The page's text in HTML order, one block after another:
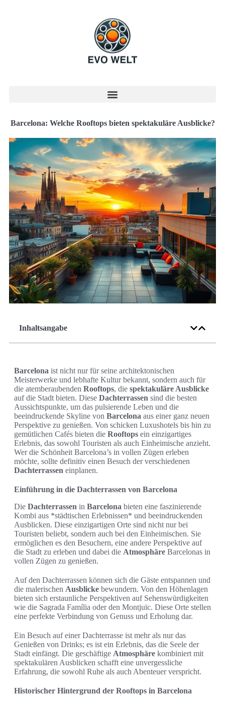
Barcelona: Welche Rooftops bieten spektakuläre Ausblicke?
Inhaltsangabe
Barcelona ist nicht nur für seine architektonischen
Meisterwerke und lebhafte Kultur bekannt, sondern auch für
die atemberaubenden Rooftops, die spektakuläre Ausblicke
auf die Stadt bieten. Diese Dachterrassen sind die besten
Aussichtspunkte, um das pulsierende Leben und die
beeindruckende Skyline von Barcelona aus einer ganz neuen
Perspektive zu genießen. Von schicken Luxushotels bis hin zu
gemütlichen Cafés bieten die Rooftops ein einzigartiges
Erlebnis, das sowohl Touristen als auch Einheimische anzieht.
Wer die Schönheit Barcelona’s in vollen Zügen erleben
möchte, sollte definitiv einen Besuch der verschiedenen
Dachterrassen einplanen.
Einführung in die Dachterrassen von Barcelona
Die Dachterrassen in Barcelona bieten eine faszinierende
Kombi aus *städtischen Erlebnissen* und beeindruckenden
Ausblicken. Diese einzigartigen Orte sind nicht nur bei
Touristen beliebt, sondern auch bei den Einheimischen. Sie
ermöglichen es den Besuchern, eine andere Perspektive auf
die Stadt zu erleben und dabei die Atmosphäre Barcelonas in
vollen Zügen zu genießen.
Auf den Dachterrassen können sich die Gäste entspannen und
die malerischen Ausblicke bewundern. Von den Höhenlagen
bieten sich erstaunliche Perspektiven auf Sehenswürdigkeiten
wie die Sagrada Família oder den Montjuïc. Diese Orte stellen
eine perfekte Verbindung von Genuss und Erholung dar.
Ein Besuch auf einer Dachterrasse ist mehr als nur das
Genießen von Drinks; es ist ein Erlebnis, das die Seele der
Stadt einfängt. Die geschäftige Atmosphäre kombiniert mit
spektakulären Ausblicken schafft eine unvergessliche
Erfahrung, die sowohl Ruhe als auch Abenteuer verspricht.
Historischer Hintergrund der Rooftops in Barcelona